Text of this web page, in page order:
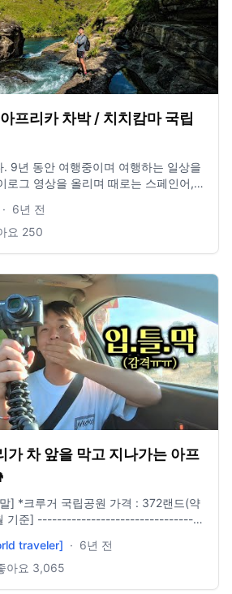
프리카 차박 / 치치캄마 국립
을
리는 경우가 많으니 양해 부탁드립니다.
paramemoria
· 6년 전
요 250
차 앞을 막고 지나가는 아프
드(약
기준] ----------------------------------
메라) GoPro 6 (보조카메라) ----------
편집 프로그램
traveler] · 6년 전
아요 3,065